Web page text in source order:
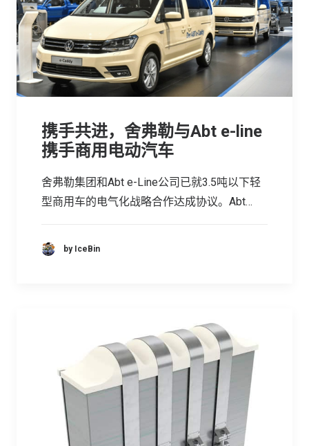
携手共进，舍弗勒与Abt e-line
携手商用电动汽车
舍弗勒集团和Abt e-Line公司已就3.5吨以下轻
型商用车的电气化战略合作达成协议。Abt…
by IceBin